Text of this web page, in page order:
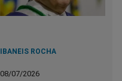
IBANEIS ROCHA
08/07/2026